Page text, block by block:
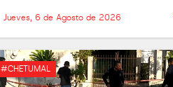
Jueves, 6 de Agosto de 2026
#CHETUMAL